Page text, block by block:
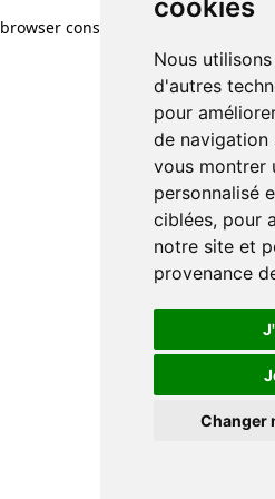
cookies
Nous
d'autres
pour
de navigation
vous montrer
personnalisé
ciblées, pour
notre site et
provenance
Changer
browser console for more